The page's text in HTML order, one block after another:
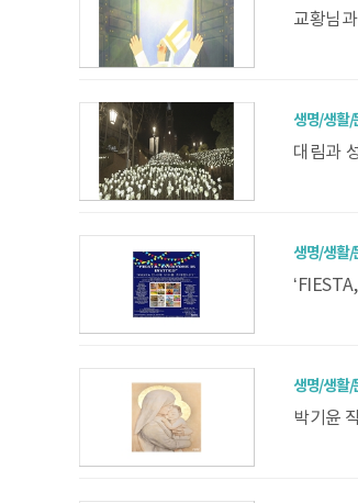
교황님
생명/생활/
대림과
생명/생활/
내 산
생명/생활/
박기윤